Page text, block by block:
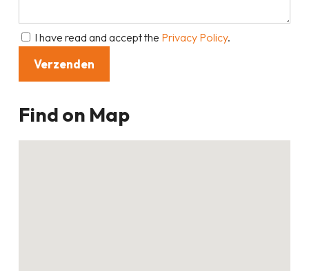
I have read and accept the Privacy Policy.
Find on Map